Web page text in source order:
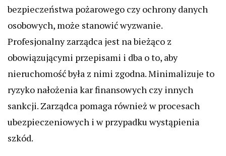
bezpieczeństwa pożarowego czy ochrony danych
osobowych, może stanowić wyzwanie.
Profesjonalny zarządca jest na bieżąco z
obowiązującymi przepisami i dba o to, aby
nieruchomość była z nimi zgodna. Minimalizuje to
ryzyko nałożenia kar finansowych czy innych
sankcji. Zarządca pomaga również w procesach
ubezpieczeniowych i w przypadku wystąpienia
szkód.